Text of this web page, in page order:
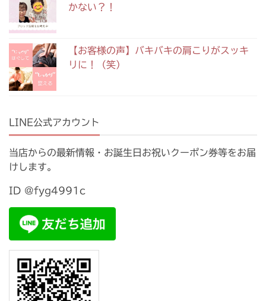
かない？！
【お客様の声】バキバキの肩こりがスッキ
リに！（笑）
LINE公式アカウント
当店からの最新情報・お誕生日お祝いクーポン券等をお届
けします。
ID @fyg4991c